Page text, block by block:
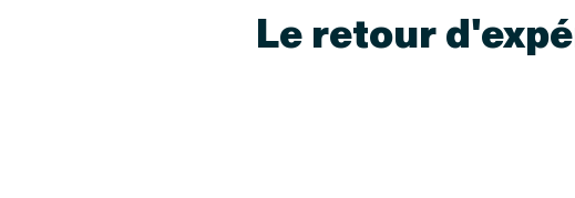
Le retour